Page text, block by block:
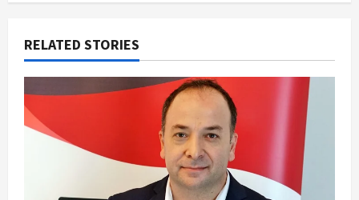
v
i
g
RELATED STORIES